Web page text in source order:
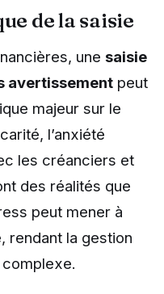
de la saisie
une saisie
avertissement peut
majeur sur le
l’anxiété
les créanciers et
des réalités que
peut mener à
rendant la gestion